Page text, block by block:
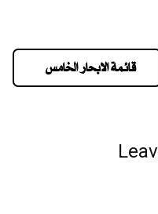
قائمة الابحار الخامس